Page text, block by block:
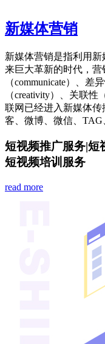
新媒体营销
新媒体营销是指利用
来巨大革新的时代，
（communicate）、差
（creativity）、关联性
联网已经进入新媒体
客、微博、微信、TAG
短视频推广服务|短
短视频培训服务
read more